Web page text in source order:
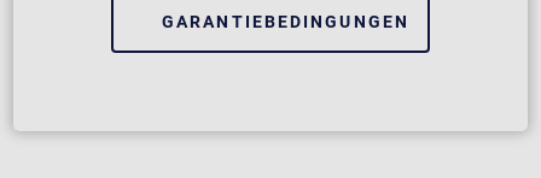
GARANTIEBEDINGUNGEN